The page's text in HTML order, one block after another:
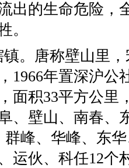
出的生命危险，
。
。唐称壁山里
1966年置深沪公
面积33平方公里
、壁山、南春、
群峰、华峰、东
运伙、科任12个